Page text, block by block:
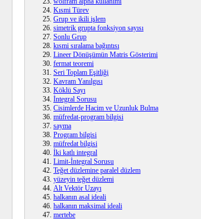
Kısmi Türev
Grup ve ikili işlem
simetrik grupta fonksiyon sayısı
Sonlu Grup
kısmi sıralama bağıntısı
Lineer Dönüşümün Matris Gösterimi
fermat teoremi
Seri Toplam Eşitliği
Kavram Yanılgısı
Köklü Sayı
İntegral Sorusu
Cisimlerde Hacim ve Uzunluk Bulma
müfredat-program bilgisi
sayma
Program bilgisi
müfredat bilgisi
İki katlı integral
Limit-İntegral Sorusu
Teğet düzlemine paralel düzlem
yüzeyin teğet düzlemi
Alt Vektör Uzayı
halkanın asal ideali
halkanın maksimal ideali
mertebe